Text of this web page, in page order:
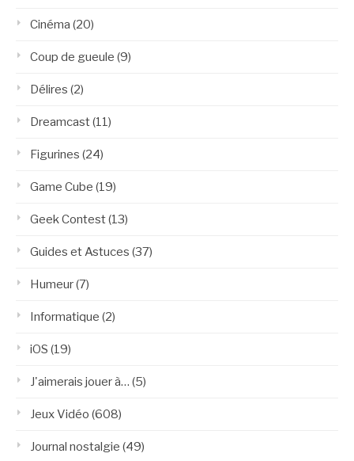
Cinéma (20)
Coup de gueule (9)
Délires (2)
Dreamcast(11)
Figurines (24)
Game Cube (19)
Geek Contest(13)
Guides et Astuces (37)
Humeur(7)
Informatique (2)
iOS (19)
J'aimerais jouer à… (5)
Jeux Vidéo (608)
Journal nostalgie (49)